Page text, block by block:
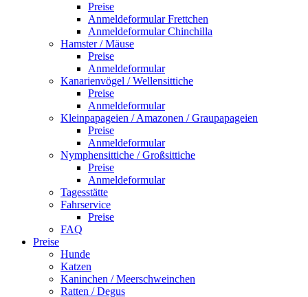
Preise
Anmeldeformular Frettchen
Anmeldeformular Chinchilla
Hamster / Mäuse
Preise
Anmeldeformular
Kanarienvögel / Wellensittiche
Preise
Anmeldeformular
Kleinpapageien / Amazonen / Graupapageien
Preise
Anmeldeformular
Nymphensittiche / Großsittiche
Preise
Anmeldeformular
Tagesstätte
Fahrservice
Preise
FAQ
Preise
Hunde
Katzen
Kaninchen / Meerschweinchen
Ratten / Degus